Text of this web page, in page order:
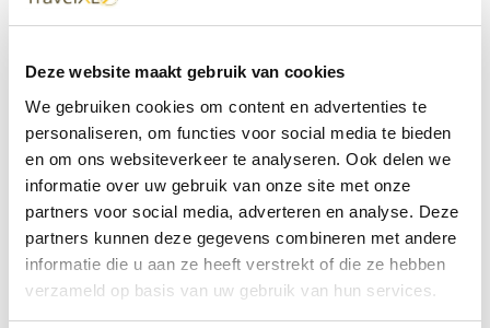
Deze website maakt gebruik van cookies
We gebruiken cookies om content en advertenties te
personaliseren, om functies voor social media te bieden
en om ons websiteverkeer te analyseren. Ook delen we
informatie over uw gebruik van onze site met onze
partners voor social media, adverteren en analyse. Deze
partners kunnen deze gegevens combineren met andere
informatie die u aan ze heeft verstrekt of die ze hebben
verzameld op basis van uw gebruik van hun services.
dichtbij
Met 60+ verkooppunten in Nederland en België staan wij
met onze XL Travelcenters, mobiele reisadviseurs van
TravelXL@Home en deze website altijd voor uw vakantie
klaar.
• Ontzorgen van A-Z • Onafhankelijk advies • Maatwerk •
Bespaar tijd en stress
TravelXLreisbureau's